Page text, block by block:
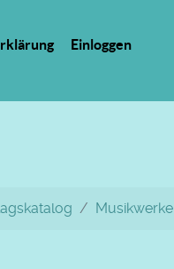
Einloggen
Musikwerke